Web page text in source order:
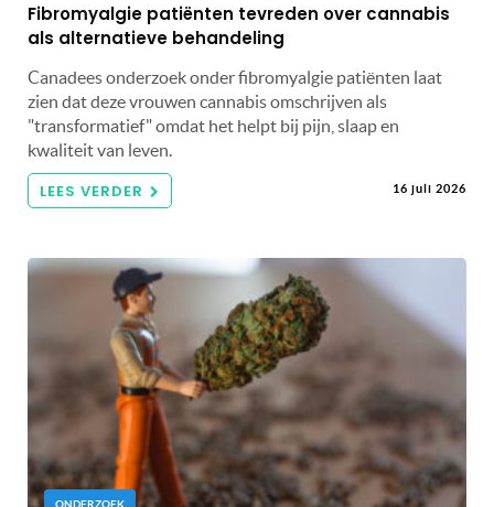
Fibromyalgie patiënten tevreden over cannabis
als alternatieve behandeling
Canadees onderzoek onder fibromyalgie patiënten laat
zien dat deze vrouwen cannabis omschrijven als
"transformatief" omdat het helpt bij pijn, slaap en
kwaliteit van leven.
LEES VERDER 16 juli 2026
ONDERZOEK